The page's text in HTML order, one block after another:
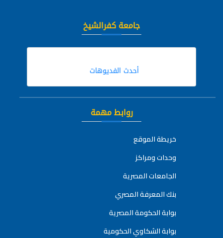
جامعة كفرالشيخ
أحدث الفديوهات
روابط مهمة
خريطة الموقع
وحدات ومراكز
الجامعات المصرية
بنك المعرفة المصري
بوابة الحكومة المصرية
بوابة الشكاوي الحكومية